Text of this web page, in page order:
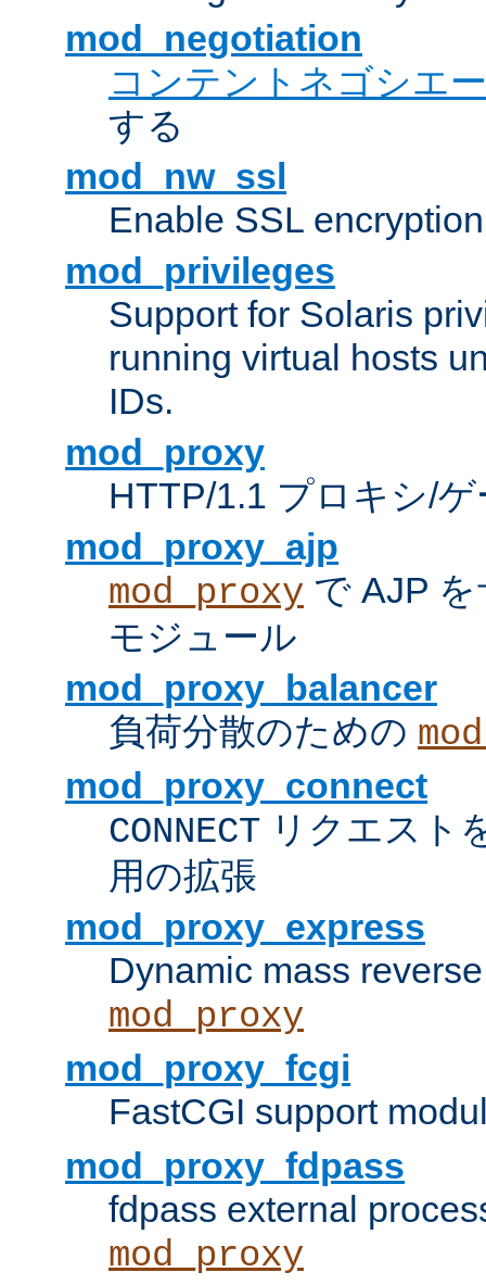
mod_negotiation
コンテントネゴシエ
する
mod_nw_ssl
Enable SSL
mod_privileges
Support for Solaris
running virtual hosts
IDs.
mod_proxy
HTTP/1.1 プロキシ/
mod_proxy_ajp
mod_proxy で AJP
モジュール
mod_proxy_balancer
負荷分散のための
mod_proxy_connect
CONNECT リクエスト
用の拡張
mod_proxy_express
Dynamic mass
mod_proxy
mod_proxy_fcgi
FastCGI support
mod_proxy_fdpass
fdpass external
mod_proxy